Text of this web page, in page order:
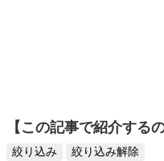
【この記事で紹介する
絞り込み
絞り込み解除